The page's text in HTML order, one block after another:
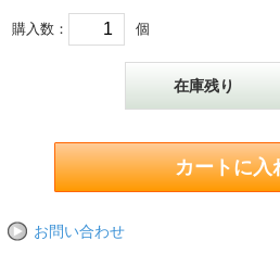
購入数： 個
在庫残り
お問い合わせ